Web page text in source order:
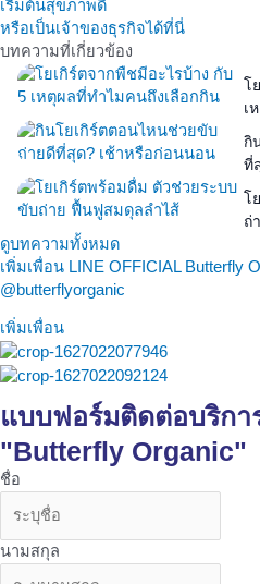
เริ่มต้นสุขภาพดี
หรือเป็นเจ้าของธุรกิจได้ที่นี่
บทความที่เกี่ยวข้อง
โ
เ
กิ
ที่
โ
ถ่
ดูบทความทั้งหมด
เพิ่มเพื่อน LINE OFFICIAL Butterfly
@butterflyorganic
เพิ่มเพื่อน
แบบฟอร์มติดต่อบริกา
"Butterfly Organic"
ชื่อ
นามสกุล